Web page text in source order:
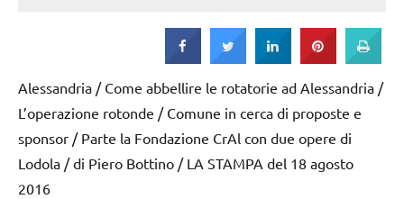
Alessandria / Come abbellire le rotatorie ad Alessandria /
L’operazione rotonde / Comune in cerca di proposte e
sponsor / Parte la Fondazione CrAl con due opere di
Lodola / di Piero Bottino / LA STAMPA del 18 agosto
2016